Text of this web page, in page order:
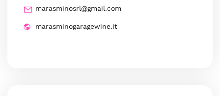
marasminosrl@gmail.com
marasminogaragewine.it